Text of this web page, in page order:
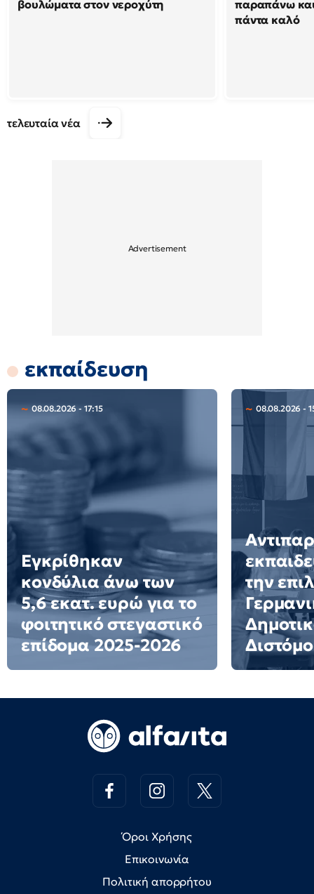
βουλώματα στον νεροχύτη
παραπάνω
πάντα καλό
τελευταία νέα
εκπαίδευση
08.08.2026 - 17:15
Εγκρίθηκαν
κονδύλια άνω των
5,6 εκατ. ευρώ για το
φοιτητικό στεγαστικό
επίδομα 2025-2026
08.08.2026 -
την
Όροι Χρήσης
Επικοινωνία
Πολιτική απορρήτου